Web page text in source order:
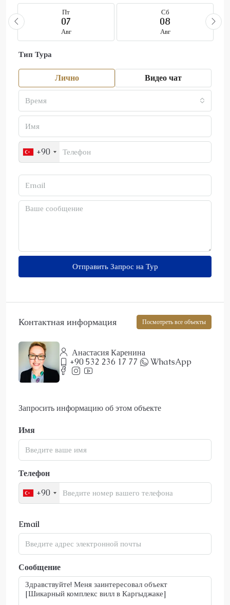
Пт
07
Авг
Сб
08
Авг
Тип Тура
Лично Видео чат
Время
+90
Отправить Запрос на Тур
Контактная информация Посмотреть все объекты
Анастасия Каренина
+90 532 236 17 77
WhatsApp
Запросить информацию об этом объекте
Имя
Телефон
+90
Email
Сообщение